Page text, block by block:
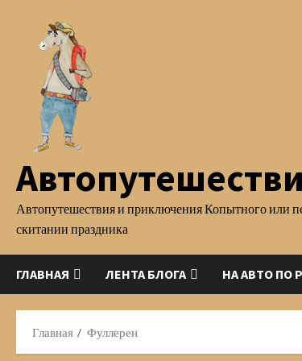
содержимому
Автопутешествия и приключения Копытного или
скитании праздника
ГЛАВНАЯ ЛЕНТА БЛОГА НА АВТО ПО
Главная Фуллерен